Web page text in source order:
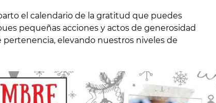
el calendario de la gratitud que puedes
pequeñas acciones y actos de generosidad
elevando nuestros niveles de